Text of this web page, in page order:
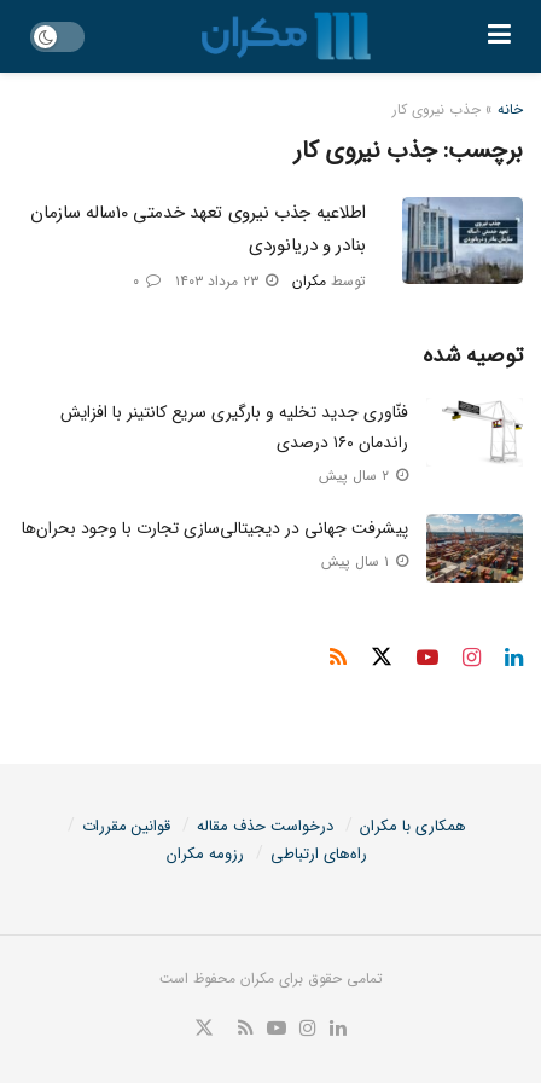
خانه » جذب نیروی کار
برچسب:جذب نیروی کار
اطلاعیه جذب نیروی تعهد خدمتی ۱۰ساله سازمان
بنادر و دریانوردی
توسط مکران
توصیه شده
فنّاوری جدید تخلیه و بارگیری سریع کانتینر با افزایش
راندمان ۱۶۰ درصدی
پیشرفت جهانی در دیجیتالی‌سازی تجارت با وجود بحران‌ها
همکاری با مکران درخواست حذف مقاله
قوانین مقررات
راه‌های ارتباطی
رزومه مکران
تمامی حقوق برای مکران محفوظ است